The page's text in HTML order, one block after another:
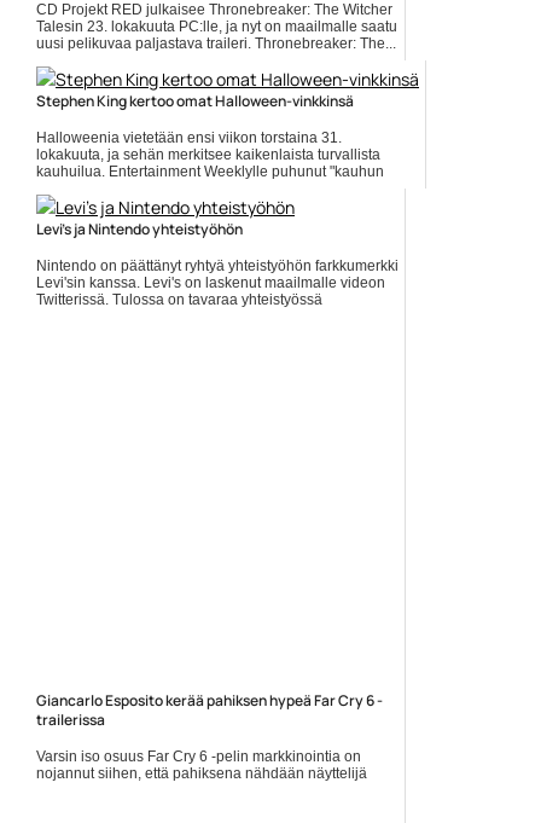
CD Projekt RED julkaisee Thronebreaker: The Witcher
Talesin 23. lokakuuta PC:lle, ja nyt on maailmalle saatu
uusi pelikuvaa paljastava traileri. Thronebreaker: The...
https://www.gamereactor.fi/uutiset/583063/Thronebreaker+The+Wit...
Yleinen
Stephen King kertoo omat Halloween-vinkkinsä
Halloweenia vietetään ensi viikon torstaina 31.
lokakuuta, ja sehän merkitsee kaikenlaista turvallista
kauhuilua. Entertainment Weeklylle puhunut "kauhun
https://www.gamereactor.fi/uutiset/693893/Ste...
Yleinen
Levi's ja Nintendo yhteistyöhön
Nintendo on päättänyt ryhtyä yhteistyöhön farkkumerkki
Levi'sin kanssa. Levi's on laskenut maailmalle videon
Twitterissä. Tulossa on tavaraa yhteistyössä
Giancarlo Esposito kerää pahiksen hypeä Far Cry 6 -
trailerissa
Varsin iso osuus Far Cry 6 -pelin markkinointia on
nojannut siihen, että pahiksena nähdään näyttelijä